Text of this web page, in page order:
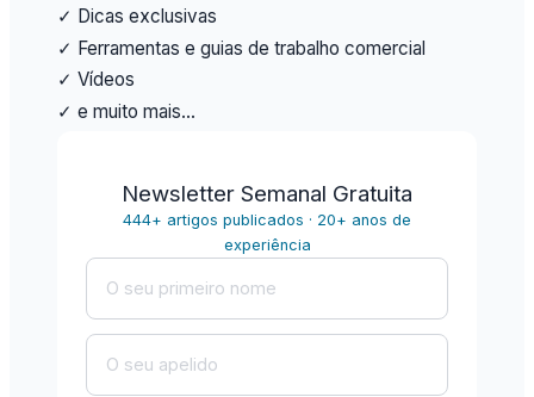
✓ Dicas exclusivas
✓ Ferramentas e guias de trabalho comercial
✓ Vídeos
✓ e muito mais…
Newsletter Semanal Gratuita
444+ artigos publicados · 20+ anos de
experiência